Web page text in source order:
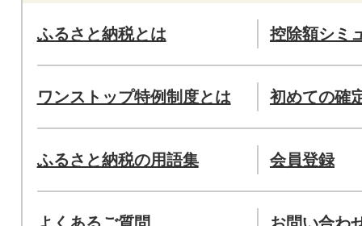
ふるさと納税とは 控除額シミ
ワンストップ特例制度とは 初めての確
ふるさと納税の用語集 会員登録